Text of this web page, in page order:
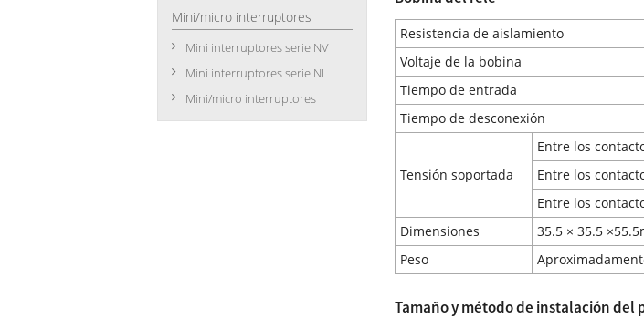
Resistencia de aislamiento
Voltaje de la bobina
Tiempo de entrada
Tiempo de desconexión
Tensión soportada
Entre los
Entre los
Entre los
Dimensiones
35.5 × 35.5
Peso
Tamaño y método de instalación del
Mini/micro interruptores
Mini interruptores serie NV
Mini interruptores serie NL
Mini/micro interruptores